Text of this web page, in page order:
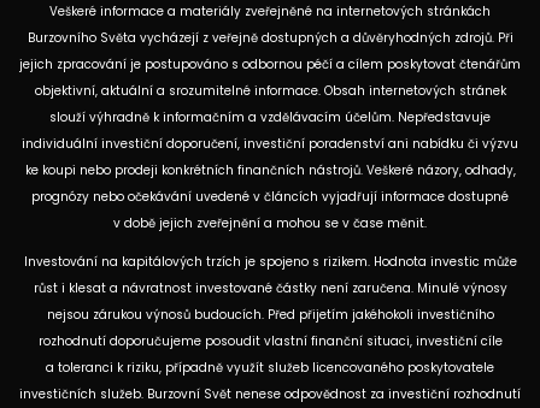
Veškeré informace a materiály zveřejněné na internetových stránkách
Burzovního Světa vycházejí z veřejně dostupných a důvěryhodných zdrojů. Při
jejich zpracování je postupováno s odbornou péčí a cílem poskytovat čtenářům
objektivní, aktuální a srozumitelné informace. Obsah internetových stránek
slouží výhradně k informačním a vzdělávacím účelům. Nepředstavuje
individuální investiční doporučení, investiční poradenství ani nabídku či výzvu
ke koupi nebo prodeji konkrétních finančních nástrojů. Veškeré názory, odhady,
prognózy nebo očekávání uvedené v článcích vyjadřují informace dostupné
v době jejich zveřejnění a mohou se v čase měnit.
Investování na kapitálových trzích je spojeno s rizikem. Hodnota investic může
růst i klesat a návratnost investované částky není zaručena. Minulé výnosy
nejsou zárukou výnosů budoucích. Před přijetím jakéhokoli investičního
rozhodnutí doporučujeme posoudit vlastní finanční situaci, investiční cíle
a toleranci k riziku, případně využít služeb licencovaného poskytovatele
investičních služeb. Burzovní Svět nenese odpovědnost za investiční rozhodnutí